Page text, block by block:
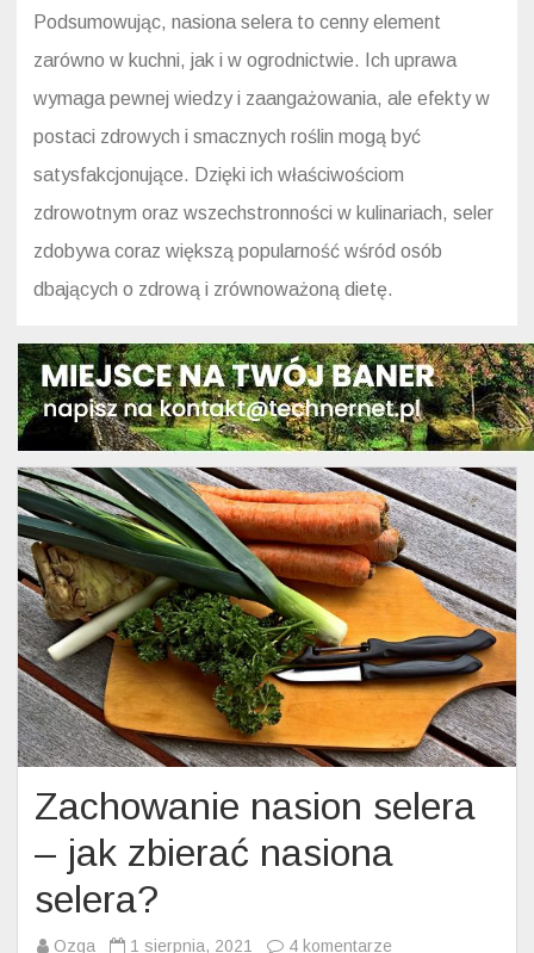
Podsumowując, nasiona selera to cenny element
zarówno w kuchni, jak i w ogrodnictwie. Ich uprawa
wymaga pewnej wiedzy i zaangażowania, ale efekty w
postaci zdrowych i smacznych roślin mogą być
satysfakcjonujące. Dzięki ich właściwościom
zdrowotnym oraz wszechstronności w kulinariach, seler
zdobywa coraz większą popularność wśród osób
dbających o zdrową i zrównoważoną dietę.
Zachowanie nasion selera
– jak zbierać nasiona
selera?
Ozga 1 sierpnia, 2021 4 komentarze